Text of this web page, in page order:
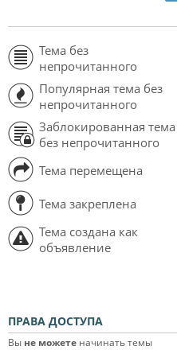
Тема без
непрочитанного
Популярная тема без
непрочитанного
Заблокированная тема
без непрочитанного
Тема перемещена
Тема закреплена
Тема создана как
объявление
ПРАВА ДОСТУПА
Вы не можете начинать темы